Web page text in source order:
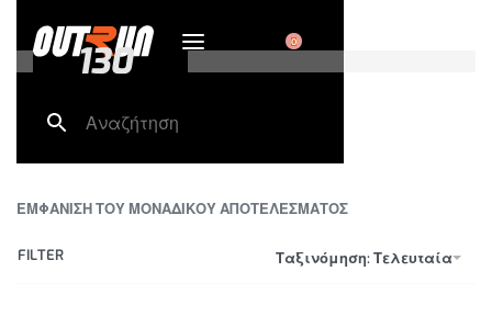
0
130
ΕΜΦΑΝΙΣΗ ΤΟΥ ΜΟΝΑΔΙΚΟΥ ΑΠΟΤΕΛΕΣΜΑΤΟΣ
Ταξινόμηση: Τελευταία
FILTER